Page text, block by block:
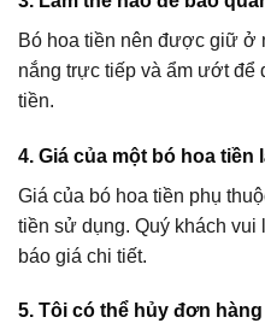
Bó hoa tiền nên được giữ ở
nắng trực tiếp và ẩm ướt để
tiền.
4. Giá của một bó hoa tiền
Giá của bó hoa tiền phụ
tiền sử dụng. Quý khách
báo giá chi tiết.
5. Tôi có thể hủy đơn